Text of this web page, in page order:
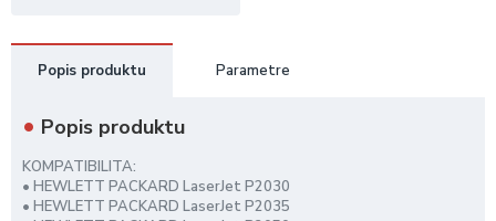
Popis produktu Parametre
Popis produktu
KOMPATIBILITA:
• HEWLETT PACKARD LaserJet P2030
• HEWLETT PACKARD LaserJet P2035